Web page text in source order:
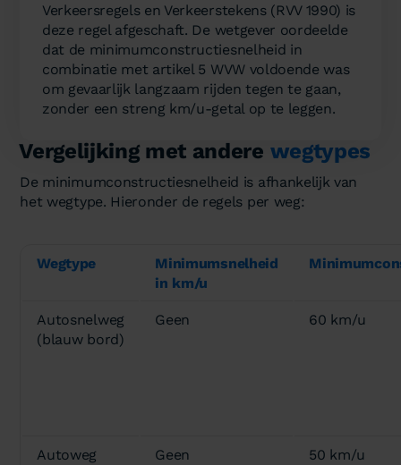
Verkeersregels en Verkeerstekens (RVV 1990) is
deze regel afgeschaft. De wetgever oordeelde
dat de minimumconstructiesnelheid in
combinatie met artikel 5 WVW voldoende was
om gevaarlijk langzaam rijden tegen te gaan,
zonder een streng km/u-getal op te leggen.
Vergelijking met andere wegtypes
De minimumconstructiesnelheid is afhankelijk van
het wegtype. Hieronder de regels per weg:
Wegtype
Minimumsnelheid
in km/u
Autosnelweg
(blauw bord)
Geen 60 km/u
Autoweg
Geen 50 km/u